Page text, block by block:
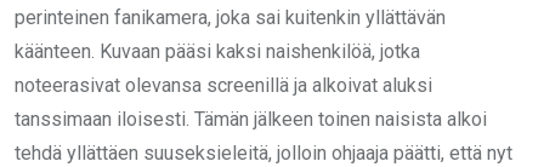
perinteinen fanikamera, joka sai kuitenkin yllättävän
käänteen. Kuvaan pääsi kaksi naishenkilöä, jotka
noteerasivat olevansa screenillä ja alkoivat aluksi
tanssimaan iloisesti. Tämän jälkeen toinen naisista alkoi
tehdä yllättäen suuseksieleitä, jolloin ohjaaja päätti, että nyt